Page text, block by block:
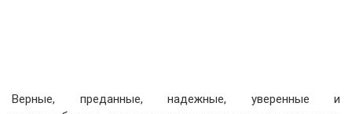
Верные, преданные, надежные, уверенные и